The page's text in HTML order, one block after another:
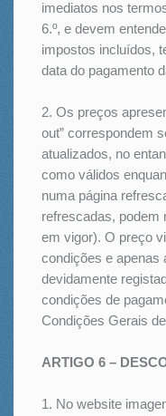
imediatos nos
6.º, e devem
impostos incluídos,
data do pagamento
2. Os preços
out” correspondem
atualizados, no
como válidos
numa página
refrescadas, podem
em vigor). O preço
condições e apenas
devidamente
condições de
Condições Gerais
ARTIGO 6 –
1. No website